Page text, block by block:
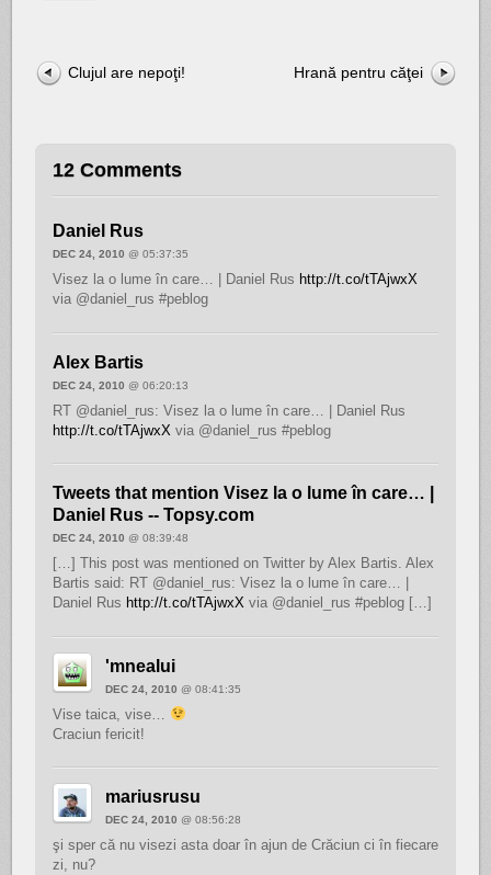
Clujul are nepoţi! Hrană pentru căţei
12 Comments
Daniel Rus
DEC 24, 2010 @ 05:37:35
Visez la o lume în care… | Daniel Rus http://t.co/tTAjwxX
via @daniel_rus #peblog
Alex Bartis
DEC 24, 2010 @ 06:20:13
RT @daniel_rus: Visez la o lume în care… | Daniel Rus
http://t.co/tTAjwxX via @daniel_rus #peblog
Tweets that mention Visez la o lume în care… |
Daniel Rus -- Topsy.com
DEC 24, 2010 @ 08:39:48
[…] This post was mentioned on Twitter by Alex Bartis. Alex
Bartis said: RT @daniel_rus: Visez la o lume în care… |
Daniel Rus http://t.co/tTAjwxXvia @daniel_rus #peblog […]
'mnealui
DEC 24, 2010 @ 08:41:35
Vise taica, vise…
Craciun fericit!
mariusrusu
DEC 24, 2010 @ 08:56:28
şi sper că nu visezi asta doar în ajun de Crăciun ci în fiecare
zi, nu?